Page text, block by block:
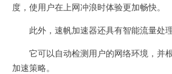
度，使用户在上网冲浪时体验更加畅快。
此外，速帆加速器还具有智能流量处理
它可以自动检测用户的网络环境，并
加速策略。